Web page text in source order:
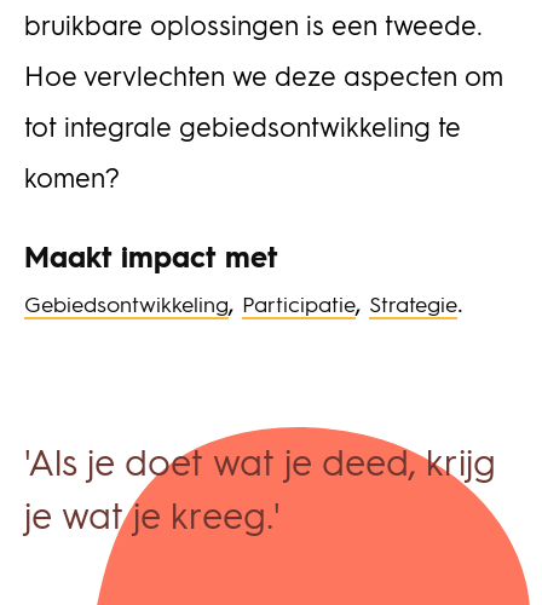
bruikbare oplossingen is een tweede.
Hoe vervlechten we deze aspecten om
tot integrale gebiedsontwikkeling te
komen?
Maakt impact met
Gebiedsontwikkeling, Participatie, Strategie.
'Als je doet wat je deed, krijg
je wat je kreeg.'